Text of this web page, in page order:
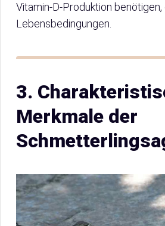
Vitamin-D-Produktion
Lebensbedingungen.
3.
Merkmale der